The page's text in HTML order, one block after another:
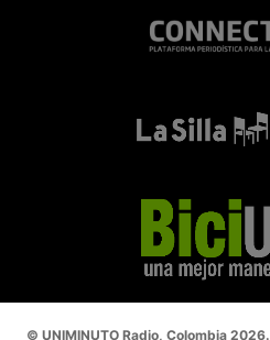
© UNIMINUTO Radio, Colombia 2026.